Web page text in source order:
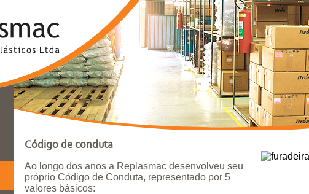
Código de conduta
Ao longo dos anos a Replasmac desenvolveu seu
próprio Código de Conduta, representado por 5
valores básicos: